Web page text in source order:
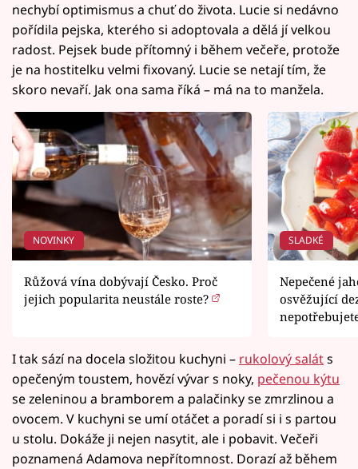
nechybí optimismus a chuť do života. Lucie si nedávno
pořídila pejska, kterého si adoptovala a dělá jí velkou
radost. Pejsek bude přítomný i během večeře, protože
je na hostitelku velmi fixovaný. Lucie se netají tím, že
skoro nevaří. Jak ona sama říká – má na to manžela.
NOVINKY
Růžová vína dobývají Česko. Proč
jejich popularita neustále roste?
SLADKÉ
Nepečené
osvěžující
I tak sází na docela složitou kuchyni – rukolový saláts
opečeným toustem, hovězí vývar s noky, pečenou kýtu
se zeleninou a bramborem a palačinky se zmrzlinou a
ovocem. V kuchyni se umí otáčet a poradí si i s partou
u stolu. Dokáže ji nejen nasytit, ale i pobavit. Večeři
poznamená Adamova nepřítomnost. Dorazí až během